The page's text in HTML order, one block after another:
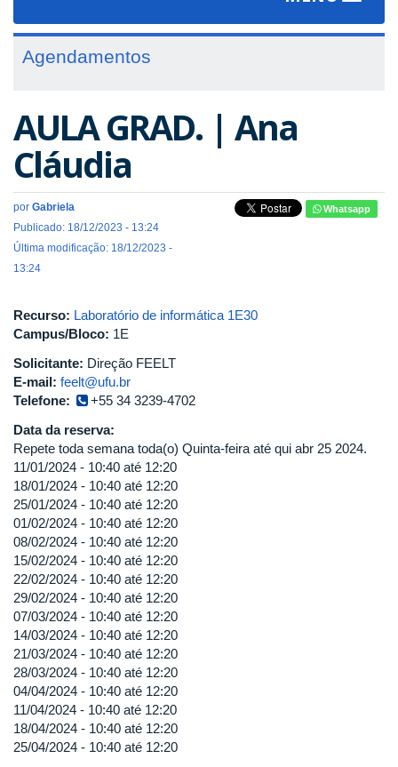
Agendamentos
AULA GRAD. | Ana
Cláudia
por Gabriela
Publicado: 18/12/2023 - 13:24
Última modificação: 18/12/2023 -
13:24
Whatsapp
Recurso: Laboratório de informática 1E30
Campus/Bloco: 1E
Solicitante: Direção FEELT
E-mail: feelt@ufu.br
Telefone:
+55 34 3239-4702
Data da reserva:
Repete toda semana toda(o) Quinta-feira até qui abr 25 2024.
11/01/2024 - 10:40 até 12:20
18/01/2024 - 10:40 até 12:20
25/01/2024 - 10:40 até 12:20
01/02/2024 - 10:40 até 12:20
08/02/2024 - 10:40 até 12:20
15/02/2024 - 10:40 até 12:20
22/02/2024 - 10:40 até 12:20
29/02/2024 - 10:40 até 12:20
07/03/2024 - 10:40 até 12:20
14/03/2024 - 10:40 até 12:20
21/03/2024 - 10:40 até 12:20
28/03/2024 - 10:40 até 12:20
04/04/2024 - 10:40 até 12:20
11/04/2024 - 10:40 até 12:20
18/04/2024 - 10:40 até 12:20
25/04/2024 - 10:40 até 12:20